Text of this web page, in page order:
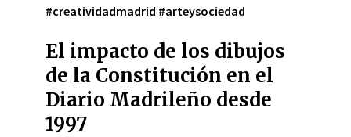
#creatividadmadrid #arteysociedad
El impacto de los dibujos
de la Constitución en el
Diario Madrileño desde
1997